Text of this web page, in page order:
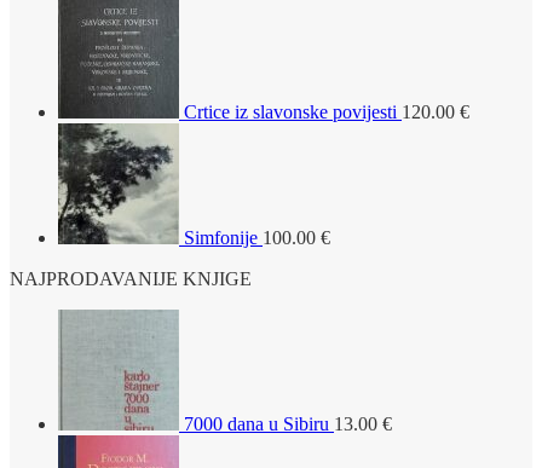
Crtice iz slavonske povijesti 120.00 €
Simfonije 100.00 €
NAJPRODAVANIJE KNJIGE
7000 dana u Sibiru 13.00 €